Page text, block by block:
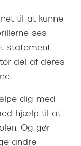
til at kunne
ses
statement,
del af deres
dig med
hjælp til at
Og gør
andre